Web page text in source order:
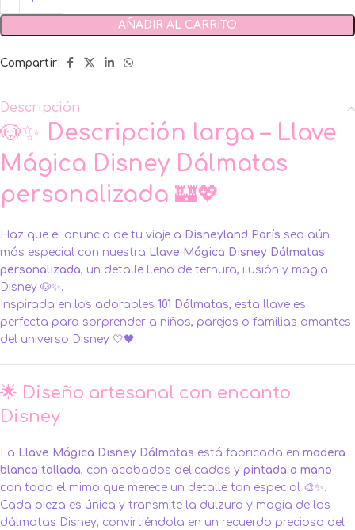
AÑADIR AL CARRITO
Compartir:
Descripción
🐶✨ Descripción larga – Llave
Mágica Disney Dálmatas
personalizada 🏰💖
Haz que el anuncio de tu viaje a Disneyland París sea aún
más especial con nuestra Llave Mágica Disney Dálmatas
personalizada, un detalle lleno de ternura, ilusión y magia
Disney 🐶✨.
Inspirada en los adorables 101 Dálmatas, esta llave es
perfecta para sorprender a niños, parejas o familias amantes
del universo Disney 🤍🖤.
🌟 Diseño artesanal con encanto
Disney
La Llave Mágica Disney Dálmatas está fabricada en madera
blanca tallada, con acabados delicados y pintada a mano
con todo el mimo que merece un detalle tan especial 🎨✨.
Cada pieza es única y transmite la dulzura y magia de los
dálmatas Disney, convirtiéndola en un recuerdo precioso del